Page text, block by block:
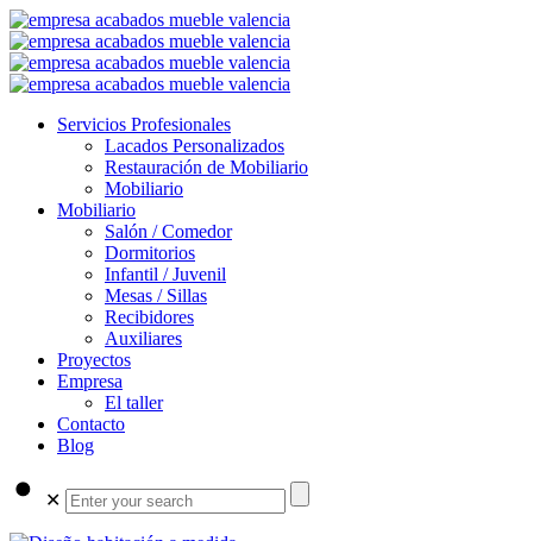
Servicios Profesionales
Lacados Personalizados
Restauración de Mobiliario
Mobiliario
Mobiliario
Salón / Comedor
Dormitorios
Infantil / Juvenil
Mesas / Sillas
Recibidores
Auxiliares
Proyectos
Empresa
El taller
Contacto
Blog
✕